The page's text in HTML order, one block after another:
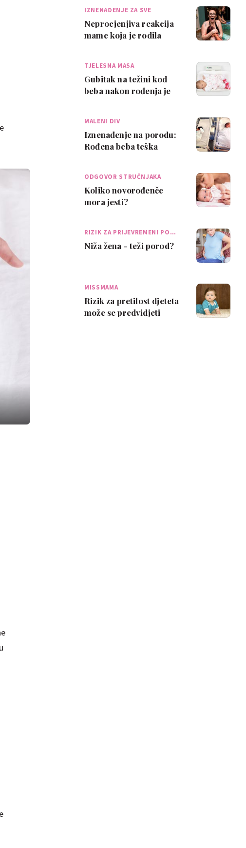
IZNENAĐENJE ZA SVE
Neprocjenjiva reakcija
mame koja je rodila
TJELESNA MASA
Gubitak na težini kod
beba nakon rođenja je
MALENI DIV
Iznenađenje na porodu:
Rođena beba teška
ODGOVOR STRUČNJAKA
Koliko novorođenče
mora jesti?
RIZIK ZA PRIJEVREMENI PO…
Niža žena - teži porod?
MISSMAMA
Rizik za pretilost djeteta
može se predvidjeti